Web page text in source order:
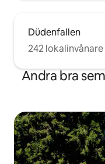
Düdenfallen
242
Andra bra